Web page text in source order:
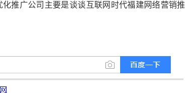
推广公司主要是谈谈互联网时代福建网络营销推